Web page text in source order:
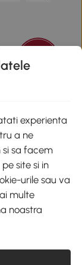
Nr. 30-
experienta
a ne
si sa facem
site si in
urile sau va
multe
noastra